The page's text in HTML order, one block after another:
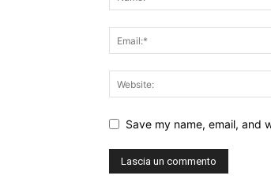
Save my name, email, and